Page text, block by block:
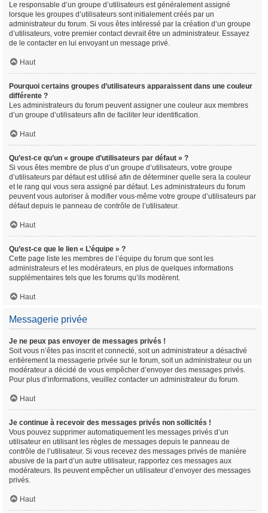
Le responsable d’un groupe d’utilisateurs est généralement assigné
lorsque les groupes d’utilisateurs sont initialement créés par un
administrateur du forum. Si vous êtes intéressé par la création d’un groupe
d’utilisateurs, votre premier contact devrait être un administrateur. Essayez
de le contacter en lui envoyant un message privé.
Haut
Pourquoi certains groupes d’utilisateurs apparaissent dans une couleur
différente ?
Les administrateurs du forum peuvent assigner une couleur aux membres
d’un groupe d’utilisateurs afin de faciliter leur identification.
Haut
Qu’est-ce qu’un « groupe d’utilisateurs par défaut » ?
Si vous êtes membre de plus d’un groupe d’utilisateurs, votre groupe
d’utilisateurs par défaut est utilisé afin de déterminer quelle sera la couleur
et le rang qui vous sera assigné par défaut. Les administrateurs du forum
peuvent vous autoriser à modifier vous-même votre groupe d’utilisateurs par
défaut depuis le panneau de contrôle de l’utilisateur.
Haut
Qu’est-ce que le lien « L’équipe » ?
Cette page liste les membres de l’équipe du forum que sont les
administrateurs et les modérateurs, en plus de quelques informations
supplémentaires tels que les forums qu’ils modèrent.
Haut
Messagerie privée
Je ne peux pas envoyer de messages privés !
Soit vous n’êtes pas inscrit et connecté, soit un administrateur a désactivé
entièrement la messagerie privée sur le forum, soit un administrateur ou un
modérateur a décidé de vous empêcher d’envoyer des messages privés.
Pour plus d’informations, veuillez contacter un administrateur du forum.
Haut
Je continue à recevoir des messages privés non sollicités !
Vous pouvez supprimer automatiquement les messages privés d’un
utilisateur en utilisant les règles de messages depuis le panneau de
contrôle de l’utilisateur. Si vous recevez des messages privés de manière
abusive de la part d’un autre utilisateur, rapportez ces messages aux
modérateurs. Ils peuvent empêcher un utilisateur d’envoyer des messages
privés.
Haut